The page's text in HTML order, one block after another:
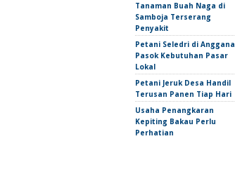
Tanaman Buah Naga di
Samboja Terserang
Penyakit
Petani Seledri di Anggana
Pasok Kebutuhan Pasar
Lokal
Petani Jeruk Desa Handil
Terusan Panen Tiap Hari
Usaha Penangkaran
Kepiting Bakau Perlu
Perhatian